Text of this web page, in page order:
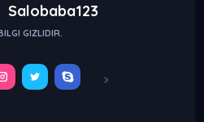
Salobaba123
GIZLIDIR.